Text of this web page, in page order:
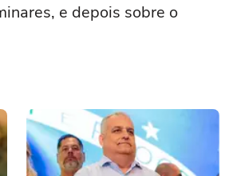
e depois sobre o